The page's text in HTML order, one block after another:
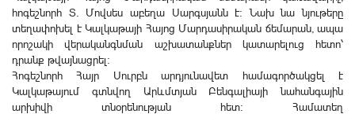
հոգեշնորհ Տ. Մովսես աբեղա Սարգսյանն է: Նախ նա նյութերը
տեղափոխել է Կալկաթայի Հայոց Մարդասիրական ճեմարան, ապա
որոշակի վերականգնման աշխատանքներ կատարելուց հետո՝
դրանք թվայնացրել:
Հոգեշնորհ Հայր Սուրբն արդյունավետ համագործակցել է
Կալկաթայում գտնվող Արևմտյան Բենգալիայի նահանգային
արխիվի տնօրենության հետ: Համատեղ